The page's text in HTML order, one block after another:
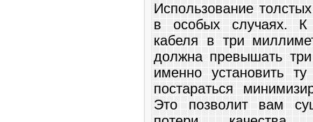
Использование
в особых случаях. К
кабеля в три
должна превышать
именно установить
постараться
Это позволит вам